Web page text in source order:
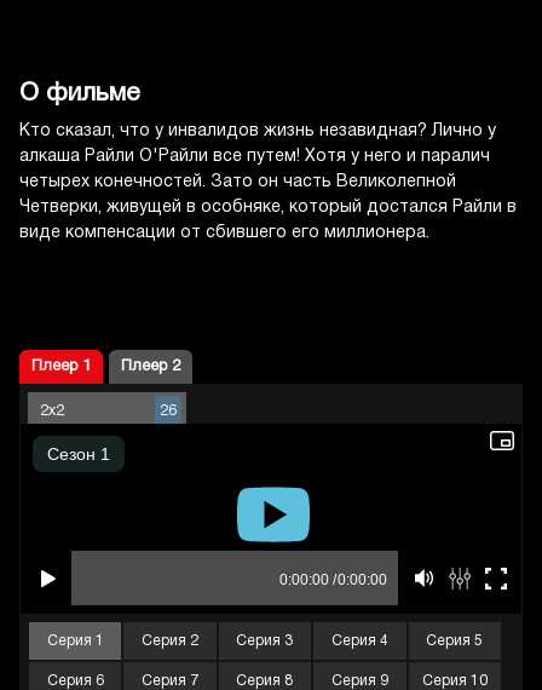
О фильме
Кто сказал, что у инвалидов жизнь незавидная? Лично у
алкаша Райли О'Райли все путем! Хотя у него и паралич
четырех конечностей. Зато он часть Великолепной
Четверки, живущей в особняке, который достался Райли в
виде компенсации от сбившего его миллионера.
Плеер 1 Плеер 2
2x2 26
Серия 1 Серия 2 Серия 3 Серия 4 Серия 5
Серия 6 Серия 7 Серия 8 Серия 9 Серия 10